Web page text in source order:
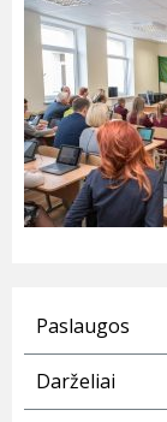
Paslaugos
Darželiai